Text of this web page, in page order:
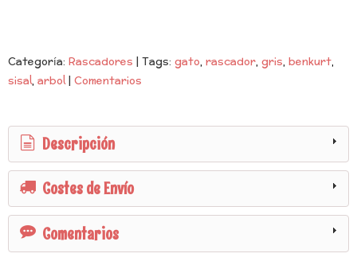
Categoría: Rascadores | Tags: gato rascador gris benkurt
sisal arbol| Comentarios
Descripción
Costes de Envío
Comentarios